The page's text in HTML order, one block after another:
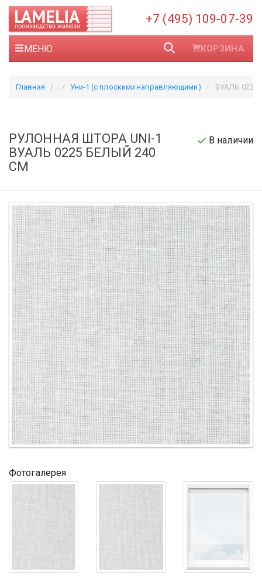
+7 (495) 109-07-39
МЕНЮ КОРЗИНА
Главная Уни-1 (с плоскими направляющими) ВУАЛЬ 0225
РУЛОННАЯ ШТОРА UNI-1
ВУАЛЬ 0225 БЕЛЫЙ 240
СМ
В наличии
Фотогалерея